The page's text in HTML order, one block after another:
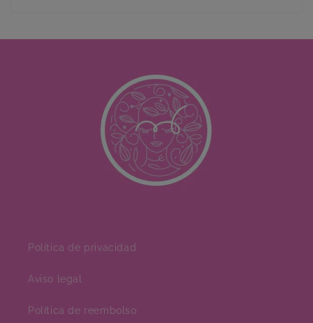
Política de privacidad
Aviso legal
Política de reembolso